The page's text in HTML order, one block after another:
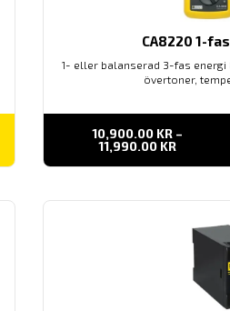
CA8220 1-
1- eller balanserad 3-fas
övertoner,
10,900.00 KR –
11,990.00 KR
TILL